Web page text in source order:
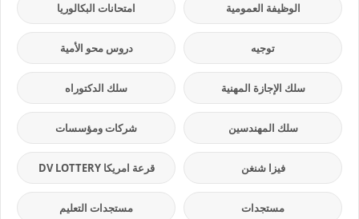
الوظيفة العمومية امتحانات البكالوريا
توجيه دروس محو الأمية
سلك الإجازة المهنية سلك الدكتوراه
سلك المهندسين شركات ومؤسسات
فيزا شنغن قرعة امريكا DV LOTTERY
مستجدات مستجدات التعليم